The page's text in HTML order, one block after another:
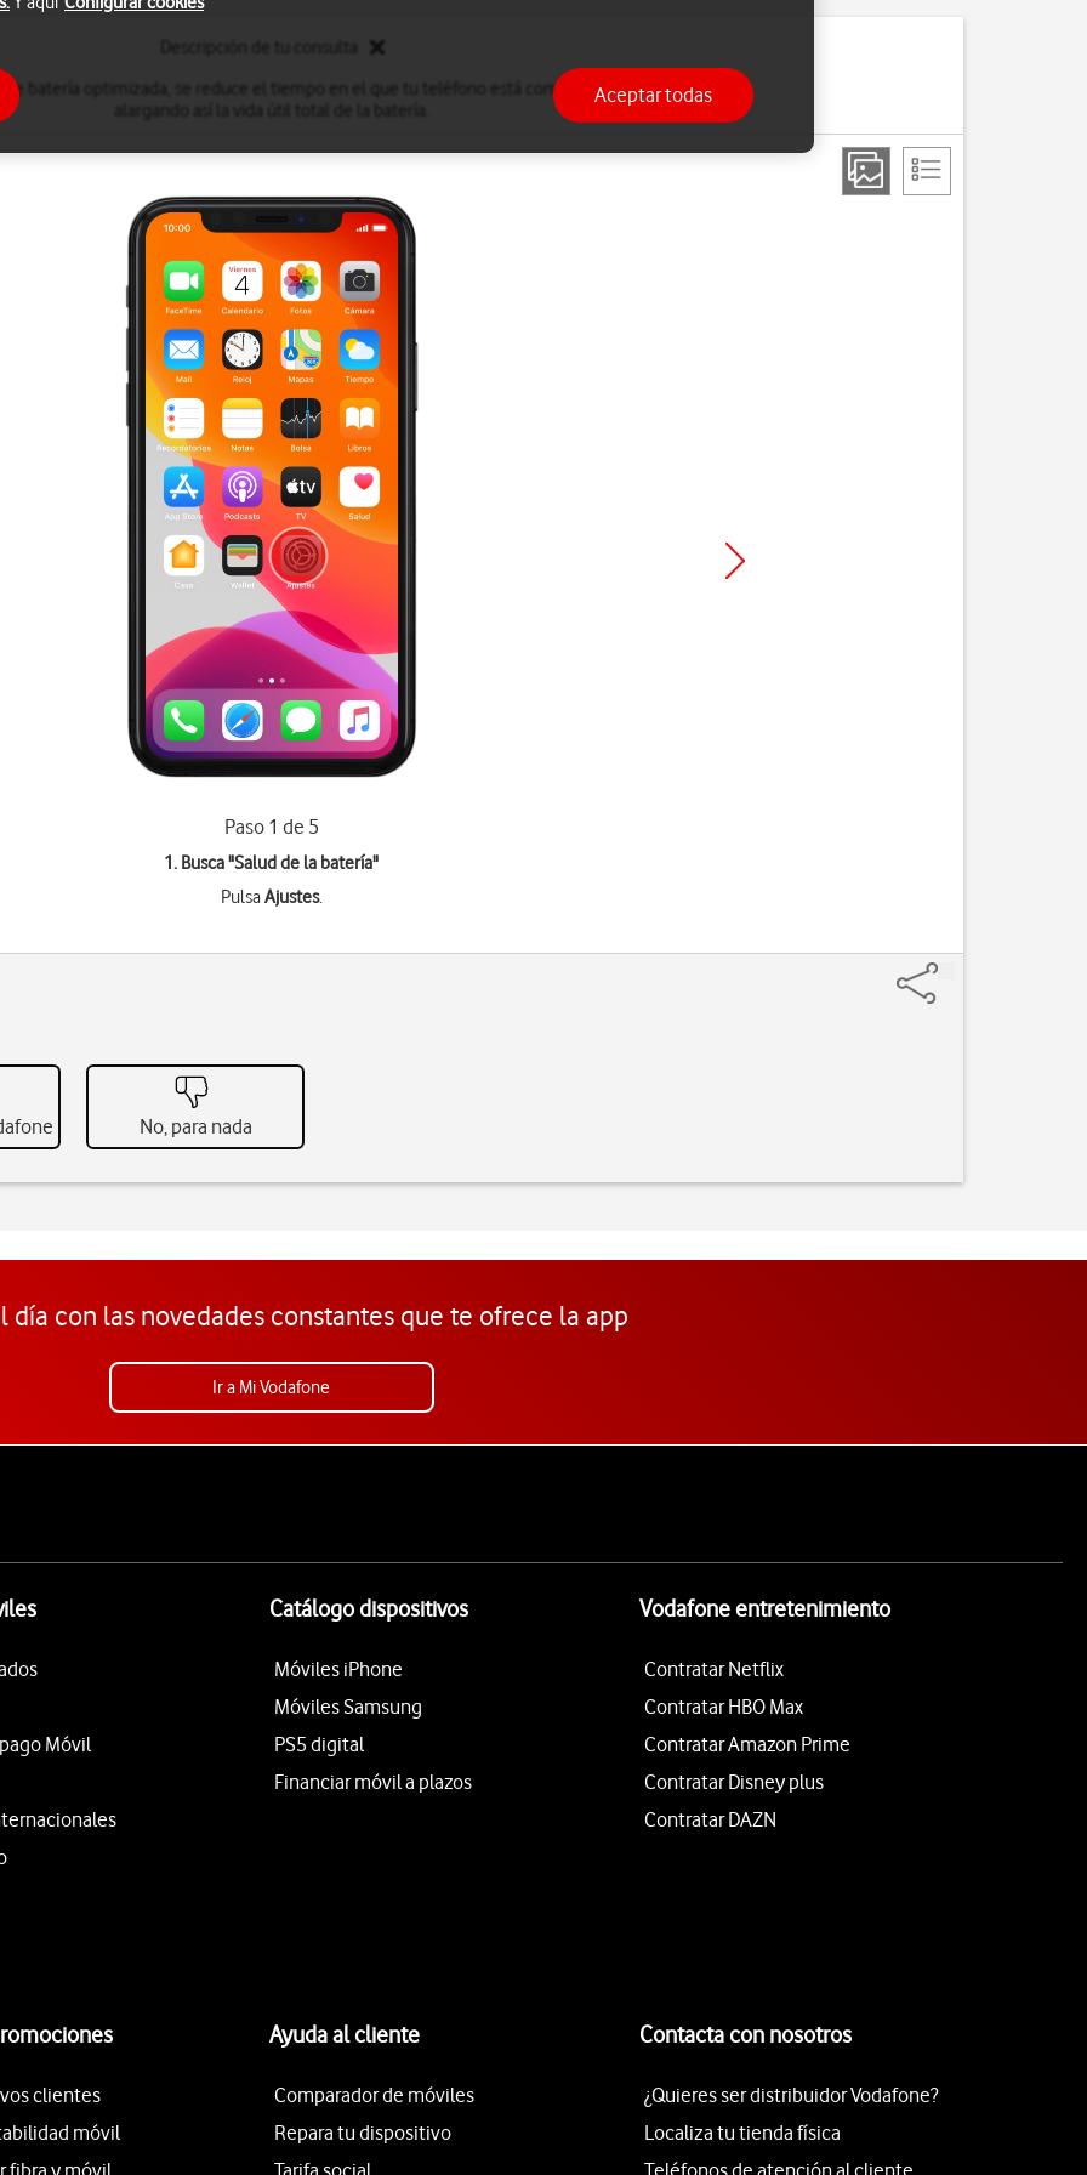
de batería optimizada, se reduce el tiempo en el que tu teléfono está completamente cargado,
Paso 1 de 5
1. Busca "Salud de la batería"
PulsaAjustes.
No, para nada
día con las novedades constantes que te ofrece la app
Ir a Mi Vodafone
Móvil
Catálogo dispositivos
Móviles iPhone
Móviles Samsung
PS5 digital
Financiar móvil a plazos
Vodafone entretenimiento
Contratar Netflix
Contratar HBO Max
Contratar Amazon Prime
Contratar Disney plus
Contratar DAZN
clientes
móvil
fibra y móvil
Ayuda al cliente
Comparador de móviles
Repara tu dispositivo
Tarifa social
Contacta con nosotros
¿Quieres ser distribuidor Vodafone?
Localiza tu tienda física
Teléfonos de atención al cliente
Aceptar todas